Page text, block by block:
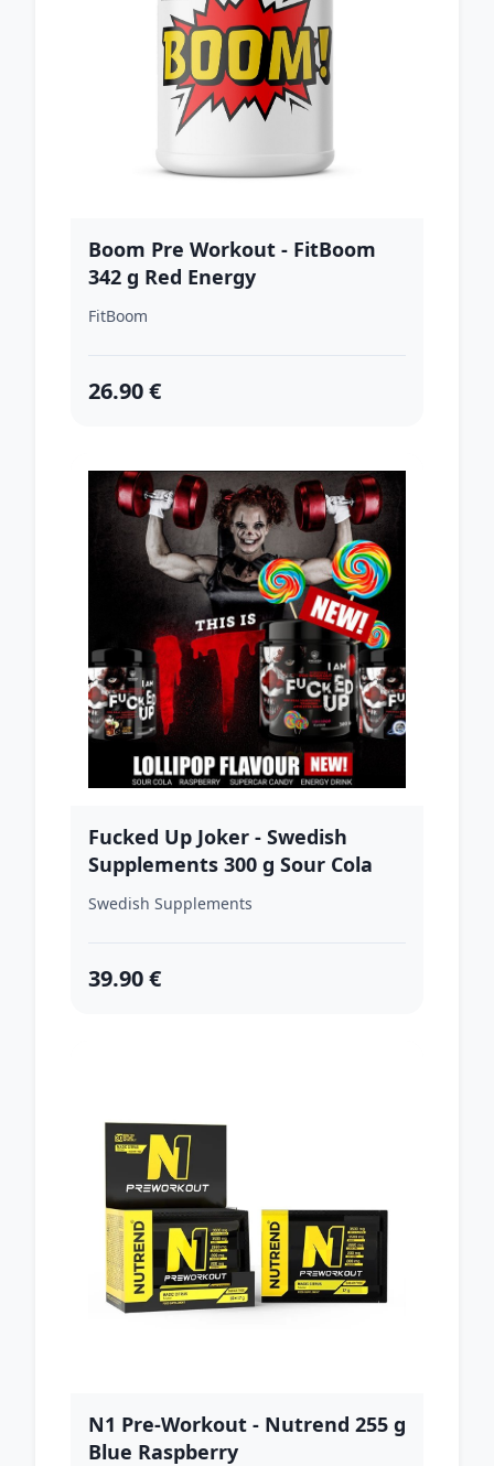
Boom Pre Workout - FitBoom
342 g Red Energy
FitBoom
26.90 €
Fucked Up Joker - Swedish
Supplements 300 g Sour Cola
Swedish Supplements
39.90 €
N1 Pre-Workout - Nutrend 255 g
Blue Raspberry